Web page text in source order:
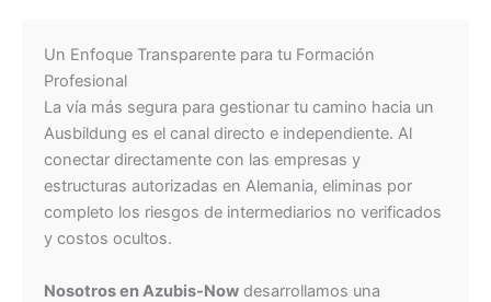
Un Enfoque Transparente para tu Formación
Profesional
La vía más segura para gestionar tu camino hacia un
Ausbildung es el canal directo e independiente. Al
conectar directamente con las empresas y
estructuras autorizadas en Alemania, eliminas por
completo los riesgos de intermediarios no verificados
y costos ocultos.
Nosotros en Azubis-Now desarrollamos una